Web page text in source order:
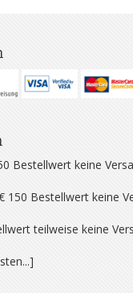
Bestellwert keine
150 Bestellwert keine
teilweise keine